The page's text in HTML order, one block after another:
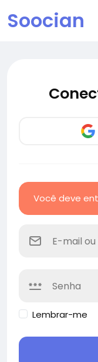
Soocian
Você deve
Lembrar-me